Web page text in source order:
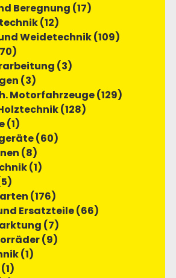
Beregnung (17)
(12)
Weidetechnik (109)
(3)
(3)
Motorfahrzeuge (129)
(128)
(1)
(60)
(8)
(1)
(176)
Ersatzteile (66)
(7)
(9)
(1)